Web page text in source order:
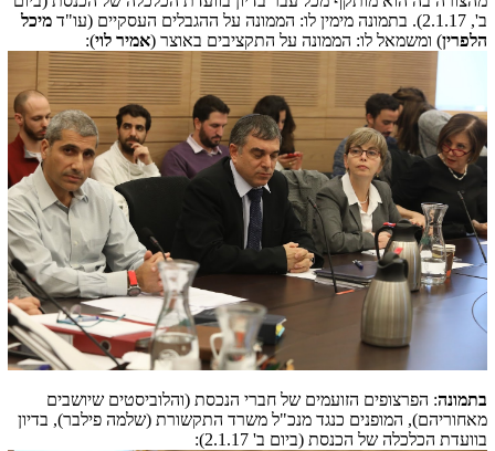
ב', 2.1.17). בתמונה מימין לו: הממונה על ההגבלים העסקיים (עו"ד
מיכל
הלפרין) ומשמאל לו: הממונה על התקציבים באוצר (אמיר לוי):
בתמונה: הפרצופים הזועמים של חברי הנכסת (והלוביסטים שיושבים
מאחוריהם), המופנים כנגד מנכ"ל משרד התקשורת (שלמה פילבר), בדיון
בוועדת הכלכלה של הכנסת (ביום ב' 2.1.17):